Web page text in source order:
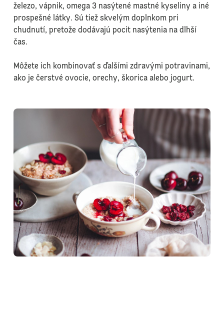
železo, vápnik, omega 3 nasýtené mastné kyseliny a iné
prospešné látky. Sú tiež skvelým doplnkom pri
chudnutí, pretože dodávajú pocit nasýtenia na dlhší
čas.
Môžete ich kombinovať s ďalšími zdravými potravinami,
ako je čerstvé ovocie, orechy, škorica alebo jogurt.